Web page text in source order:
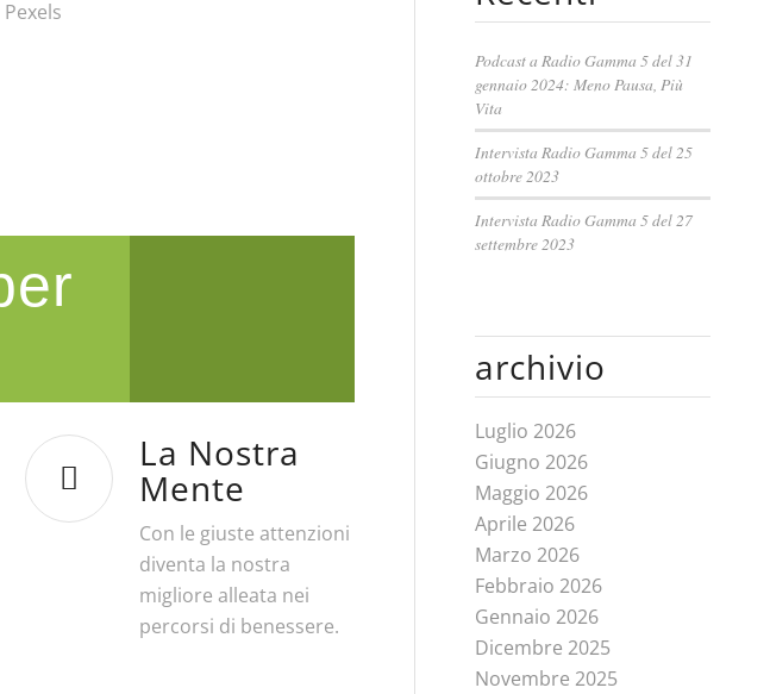
La Nostra
Mente
Con le giuste attenzioni
diventa la nostra
migliore alleata nei
percorsi di benessere.
Podcast a Radio Gamma 5 del 31
gennaio 2024: Meno Pausa, Più
Vita
Intervista Radio Gamma 5 del 25
ottobre 2023
Intervista Radio Gamma 5 del 27
settembre 2023
archivio
Luglio 2026
Giugno 2026
Maggio 2026
Aprile 2026
Marzo 2026
Febbraio 2026
Gennaio 2026
Dicembre 2025
Novembre 2025